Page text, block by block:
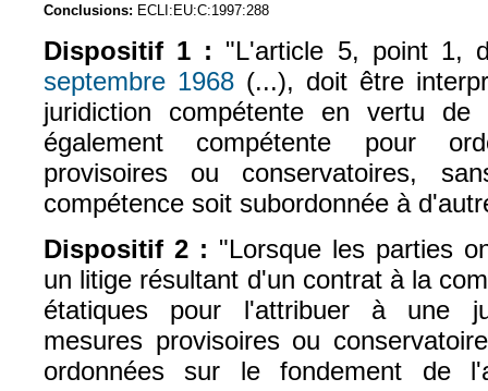
Conclusions: ECLI:EU:C:1997:288
Dispositif 1 : "L'article 5, point 1,
septembre 1968 (le lien est externe)
(...), doit être
juridiction compétente en vertu de
également compétente pour
provisoires ou conservatoires,
compétence soit subordonnée à
Dispositif 2 : "Lorsque les parties
un litige résultant d'un contrat à la
étatiques pour l'attribuer à une
mesures provisoires ou
ordonnées sur le fondement de